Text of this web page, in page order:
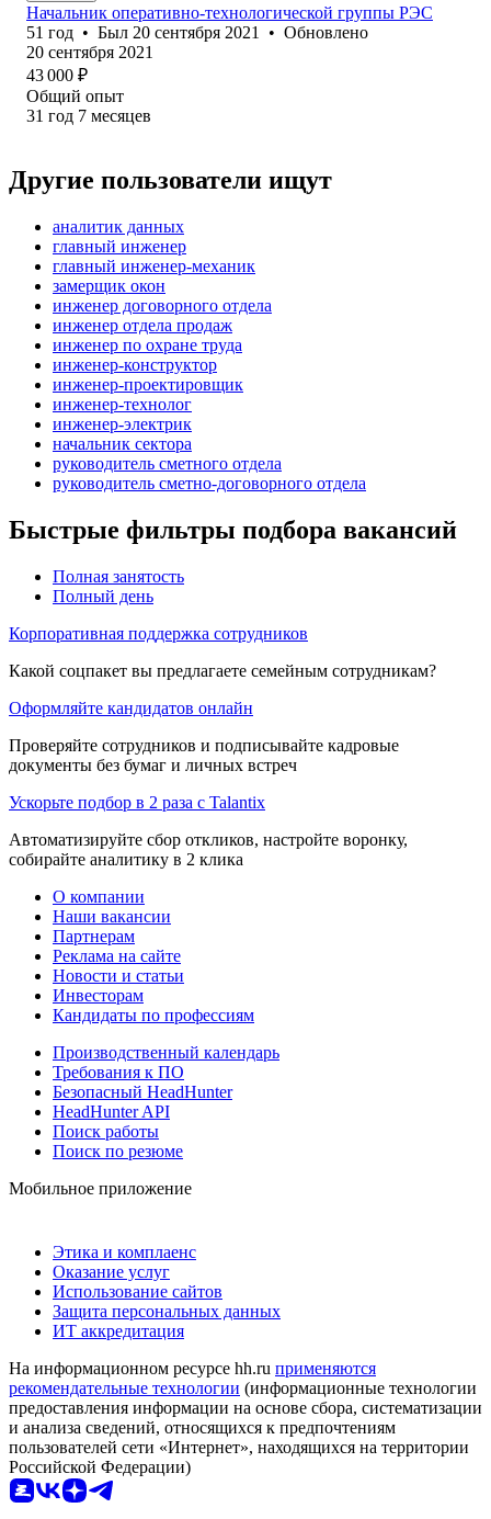
Начальник оперативно-технологической группы РЭС
51 год • Был 20 сентября 2021 • Обновлено
20 сентября 2021
43 000 ₽
Общий опыт
31 год 7 месяцев
Другие пользователи ищут
аналитик данных
главный инженер
главный инженер-механик
замерщик окон
инженер договорного отдела
инженер отдела продаж
инженер по охране труда
инженер-конструктор
инженер-проектировщик
инженер-технолог
инженер-электрик
начальник сектора
руководитель сметного отдела
руководитель сметно-договорного отдела
Быстрые фильтры подбора вакансий
Полная занятость
Полный день
Корпоративная поддержка сотрудников
Какой соцпакет вы предлагаете семейным сотрудникам?
Оформляйте кандидатов онлайн
Проверяйте сотрудников и подписывайте кадровые
документы без бумаг и личных встреч
Ускорьте подбор в 2 раза с Talantix
Автоматизируйте сбор откликов, настройте воронку,
собирайте аналитику в 2 клика
О компании
Наши вакансии
Партнерам
Реклама на сайте
Новости и статьи
Инвесторам
Кандидаты по профессиям
Производственный календарь
Требования к ПО
Безопасный HeadHunter
HeadHunter API
Поиск работы
Поиск по резюме
Мобильное приложение
Этика и комплаенс
Оказание услуг
Использование сайтов
Защита персональных данных
ИТ аккредитация
На информационном ресурсе hh.ru применяются
рекомендательные технологии (информационные технологии
предоставления информации на основе сбора, систематизации
и анализа сведений, относящихся к предпочтениям
пользователей сети «Интернет», находящихся на территории
Российской Федерации)